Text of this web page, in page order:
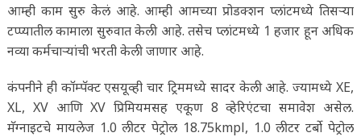
आम्ही काम सुरु केलं आहे. आम्ही आमच्या प्रोडक्शन प्लांटमध्ये तिसऱ्या
टप्प्यातील कामाला सुरुवात केली आहे. तसेच प्लांटमध्ये 1 हजार हून अधिक
नव्या कर्मचाऱ्यांची भरती केली जाणार आहे.
कंपनीने ही कॉम्पॅक्ट एसयूव्ही चार ट्रिममध्ये सादर केली आहे. ज्यामध्ये XE,
XL, XV आणि XV प्रिमियमसह एकूण 8 व्हेरिएंटचा समावेश असेल.
मॅग्नाइटचे मायलेज 1.0 लीटर पेट्रोल 18.75kmpl, 1.0 लीटर टर्बो पेट्रोल